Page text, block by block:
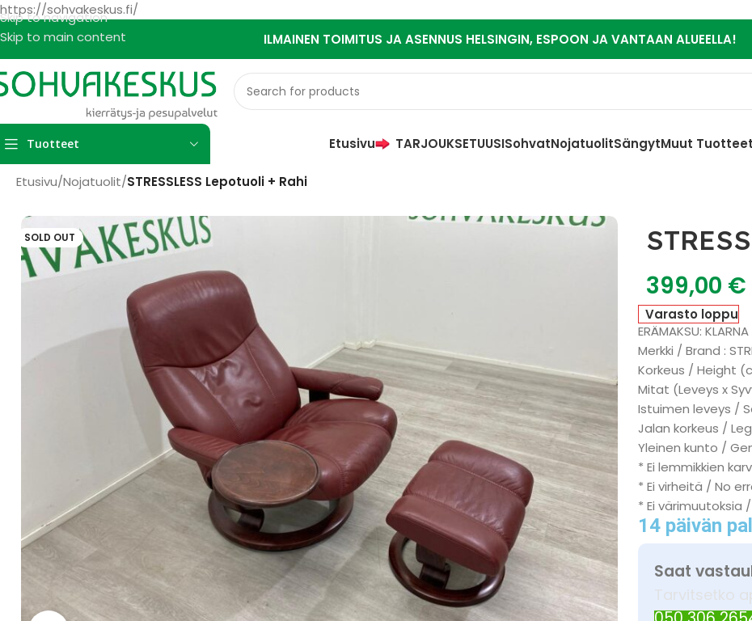
https://sohvakeskus.fi/
Skip to navigation
Skip to main content
ILMAINEN TOIMITUS JA ASENNUS HELSINGIN, ESPOON JA VANTAAN ALUEELLA!
Tuotteet Etusivu TARJOUKSETUUSISohvatNojatuolitSängytMuut Tuotteet
Etusivu/Nojatuolit/STRESSLESS Lepotuoli + Rahi
SOLD OUT
399,00 €
Varasto loppu
ERÄMAKSU: KLARNA
Merkki / Brand :
Korkeus / Height
Mitat (Leveys x
Istuimen leveys /
Jalan korkeus /
Yleinen kunto /
* Ei lemmikkien
* Ei virheitä / No
* Ei värimuutoksia
14 päivän
Saat
Tarvitsetko